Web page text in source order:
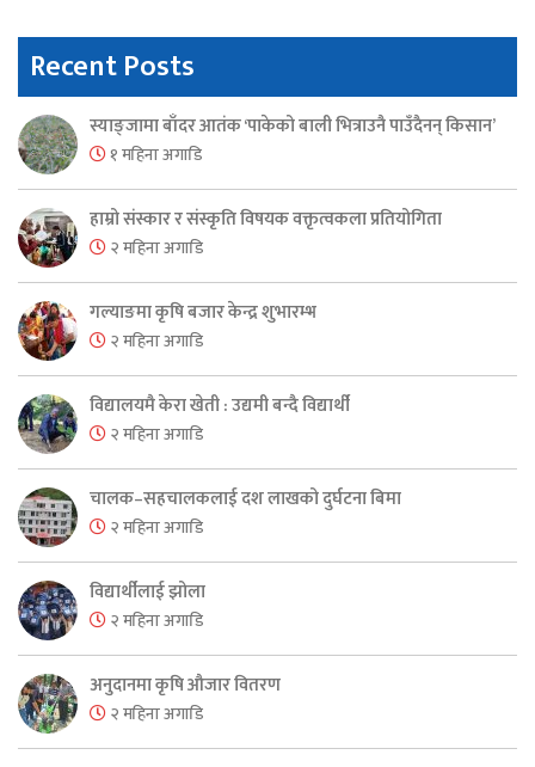
Recent Posts
स्याङ्जामा बाँदर आतंक ‘पाकेको बाली भित्राउनै पाउँदैनन् किसान’
१ महिना अगाडि
हाम्रो संस्कार र संस्कृति विषयक वक्तृत्वकला प्रतियोगिता
२ महिना अगाडि
गल्याङमा कृषि बजार केन्द्र शुभारम्भ
२ महिना अगाडि
विद्यालयमै केरा खेती : उद्यमी बन्दै विद्यार्थी
२ महिना अगाडि
चालक–सहचालकलाई दश लाखको दुर्घटना बिमा
२ महिना अगाडि
विद्यार्थीलाई झोला
२ महिना अगाडि
अनुदानमा कृषि औजार वितरण
२ महिना अगाडि